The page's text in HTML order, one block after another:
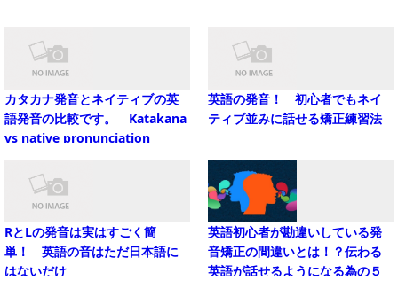
カタカナ発音とネイティブの英
語発音の比較です。 Katakana
vs native pronunciation
英語の発音！ 初心者でもネイ
ティブ並みに話せる矯正練習法
RとLの発音は実はすごく簡
単！ 英語の音はただ日本語に
はないだけ
英語初心者が勘違いしている発
音矯正の間違いとは！？伝わる
英語が話せるようになる為の５